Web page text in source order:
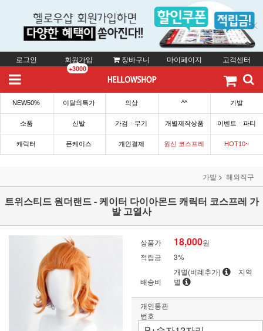
로그인 회원가입
+3000
장바구니 마이페이지 고객센터
NEW50% 이달의특가 의상 ^^ 가발
소품 신발 가검ㆍ무기 개별제작상품 이벤트ㆍ파티
캐릭터 폰케이스 개인결제 원신 코스프레 HOT10~
가발 해외직구
트위스티드 원더랜드 - 케이터 다이아몬드 캐릭터 코스프레 가
발 고열사
상품가 18,000원
적립금
3%
배송비
개별(비례추가)
지역
별
개인통관
번호